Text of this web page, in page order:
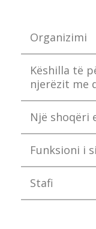
Organizimi
Këshilla të
njerëzit me
Një shoqëri
Funksioni i
Stafi